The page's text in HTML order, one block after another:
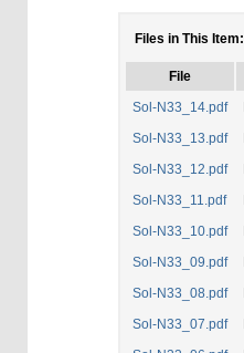
Files in This Item:
File
Sol-N33_14.pdf
Sol-N33_13.pdf
Sol-N33_12.pdf
Sol-N33_11.pdf
Sol-N33_10.pdf
Sol-N33_09.pdf
Sol-N33_08.pdf
Sol-N33_07.pdf